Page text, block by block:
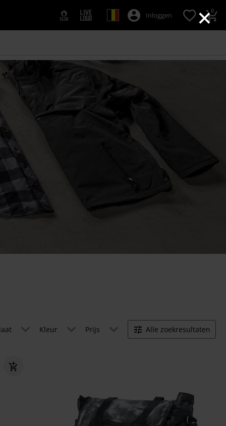
×
Inloggen 0
Kleur Prijs Alle zoekresultaten